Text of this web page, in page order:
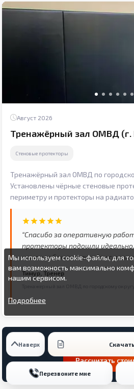
Август 2026
Тренажёрный зал ОМВД
Стеновые протекторы
Тренажёрный зал ОМВД по
Установлены чёрные стеновые
периметру и протекторы на
“Спасибо за оперативную
протекторы подошли
помог избежать ошибок с
Тимур, Тренер
Нравится
Рассчитать
Наверх
Перезвоните мне
Мы используем cookie-файлы, для
вам возможность максимально
нашим сервисом.
Вы можете подробнее прочитать о
источниках или изменить настройки
Продолжая пользоваться данным
настроек вы даете согласие на
Подробнее